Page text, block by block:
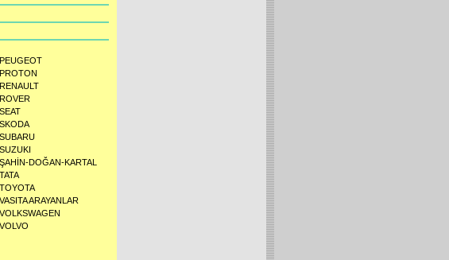
PEUGEOT
PROTON
RENAULT
ROVER
SEAT
SKODA
SUBARU
SUZUKI
ŞAHİN-DOĞAN-KARTAL
TATA
TOYOTA
VASITA ARAYANLAR
VOLKSWAGEN
VOLVO